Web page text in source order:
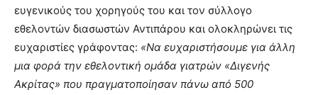
ευγενικούς του χορηγούς του και τον σύλλογο
εθελοντών διασωστών Αντιπάρου και ολοκληρώνει τις
ευχαριστίες γράφοντας: «Να ευχαριστήσουμε για άλλη
μια φορά την εθελοντική ομάδα γιατρών «Διγενής
Ακρίτας» που πραγματοποίησαν πάνω από 500